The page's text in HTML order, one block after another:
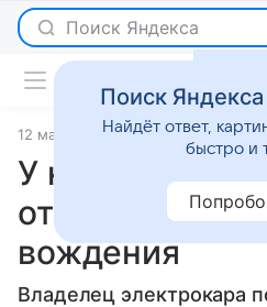
Поиск Яндекса
12 мая 2020 Новости
У новой Tesla
отвалился
вождения
Владелец электрокара
Поиск
Найдёт ответ,
быстро и